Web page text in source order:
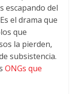
escapando del
el drama que
que
la pierden,
subsistencia.
ONGs que